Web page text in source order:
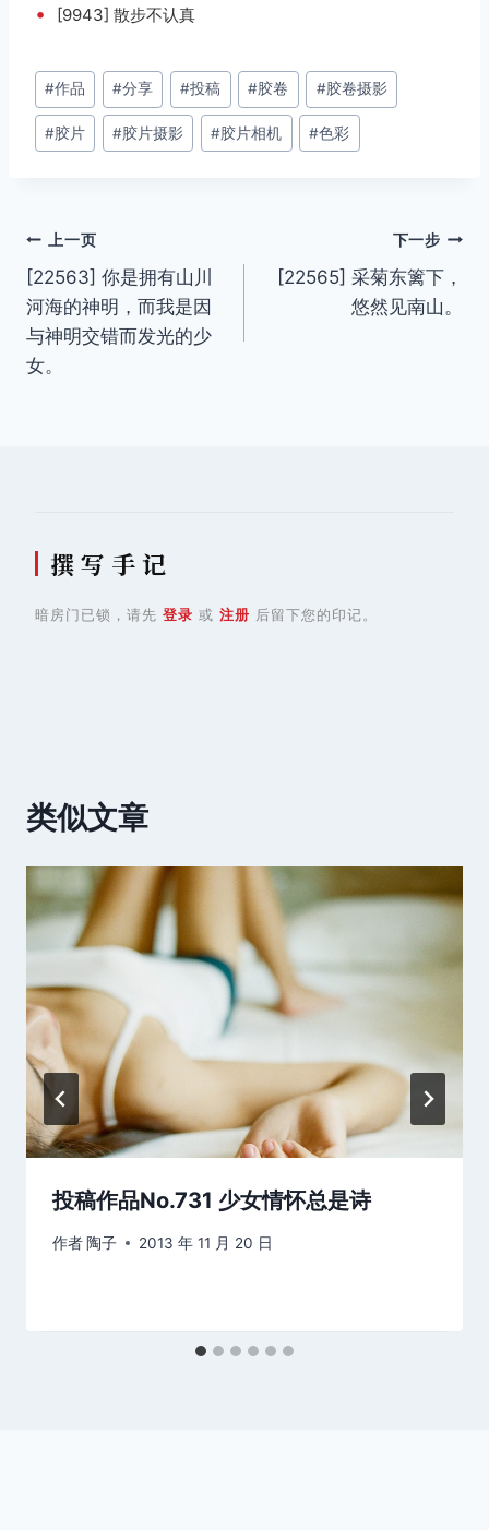
• [9943] 散步不认真
文
章
标
#作品 #分享 #投稿 #胶卷 #胶卷摄影
#胶片 #胶片摄影 #胶片相机 #色彩
文
章
导
航
上一页
[22563] 你是拥有山川
河海的神明，而我是因
与神明交错而发光的少
女。
下一步
[22565] 采菊东篱下，
悠然见南山。
撰 写 手 记
暗房门已锁，请先 登录 或 注册 后留下您的印记。
类似文章
投稿作品No.731 少女情怀总是诗
作者陶子 2013 年 11 月 20 日